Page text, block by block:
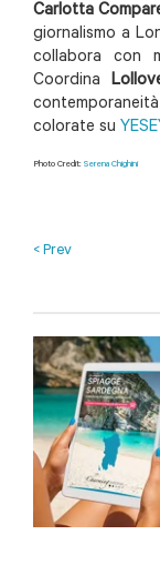
Carlotta
giornalismo a
collabora con
Coordina
colorate su
Photo Credit: Serena Chighini
< Prev